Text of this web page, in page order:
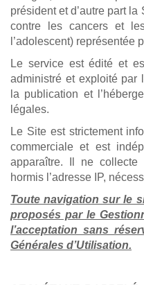
président et d’autre part
contre les cancers et
l’adolescent) représentée
Le service est édité et
administré et exploité par
la publication et
légales.
Le Site est strictement
commerciale et est
apparaître. Il ne collecte
hormis l’adresse IP,
Toute navigation sur le
proposés par le
l’acceptation sans
Générales d’Utilisation.